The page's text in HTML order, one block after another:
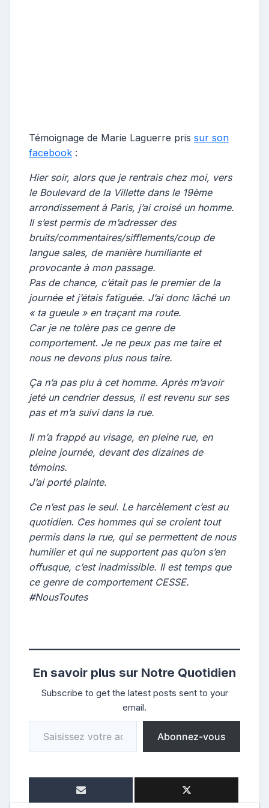
Témoignage de Marie Laguerre pris sur son
facebook :
Hier soir, alors que je rentrais chez moi, vers
le Boulevard de la Villette dans le 19ème
arrondissement à Paris, j’ai croisé un homme.
Il s’est permis de m’adresser des
bruits/commentaires/sifflements/coup de
langue sales, de manière humiliante et
provocante à mon passage.
Pas de chance, c’était pas le premier de la
journée et j’étais fatiguée. J’ai donc lâché un
« ta gueule » en traçant ma route.
Car je ne tolère pas ce genre de
comportement. Je ne peux pas me taire et
nous ne devons plus nous taire.
Ça n’a pas plu à cet homme. Après m’avoir
jeté un cendrier dessus, il est revenu sur ses
pas et m’a suivi dans la rue.
Il m’a frappé au visage, en pleine rue, en
pleine journée, devant des dizaines de
témoins.
J’ai porté plainte.
Ce n’est pas le seul. Le harcèlement c’est au
quotidien. Ces hommes qui se croient tout
permis dans la rue, qui se permettent de nous
humilier et qui ne supportent pas qu’on s’en
offusque, c’est inadmissible. Il est temps que
ce genre de comportement CESSE.
#NousToutes
En savoir plus sur Notre Quotidien
Subscribe to get the latest posts sent to your
email.
Saisissez votre adresse e-mail…
Abonnez-vous